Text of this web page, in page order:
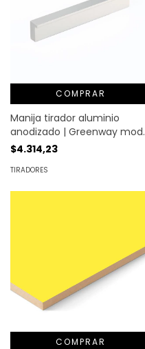
COMPRAR
Manija tirador aluminio
anodizado | Greenway mod.
5
$4.314,23
TIRADORES
COMPRAR